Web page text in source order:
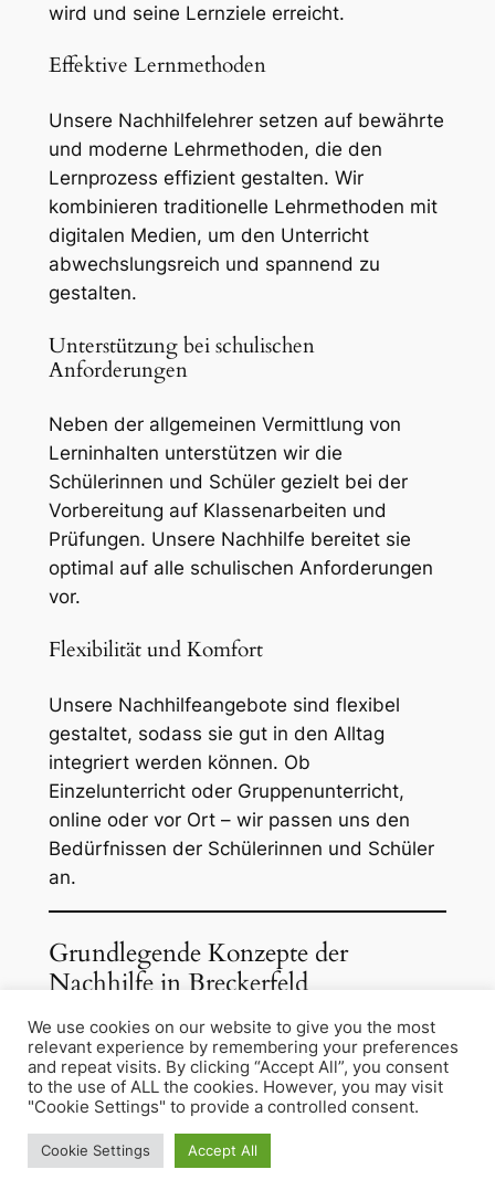
wird und seine Lernziele erreicht.
Effektive Lernmethoden
Unsere Nachhilfelehrer setzen auf bewährte
und moderne Lehrmethoden, die den
Lernprozess effizient gestalten. Wir
kombinieren traditionelle Lehrmethoden mit
digitalen Medien, um den Unterricht
abwechslungsreich und spannend zu
gestalten.
Unterstützung bei schulischen
Anforderungen
Neben der allgemeinen Vermittlung von
Lerninhalten unterstützen wir die
Schülerinnen und Schüler gezielt bei der
Vorbereitung auf Klassenarbeiten und
Prüfungen. Unsere Nachhilfe bereitet sie
optimal auf alle schulischen Anforderungen
vor.
Flexibilität und Komfort
Unsere Nachhilfeangebote sind flexibel
gestaltet, sodass sie gut in den Alltag
integriert werden können. Ob
Einzelunterricht oder Gruppenunterricht,
online oder vor Ort – wir passen uns den
Bedürfnissen der Schülerinnen und Schüler
an.
Grundlegende Konzepte der
Nachhilfe in Breckerfeld
Unsere Nachhilfe deckt alle wichtigen
Fächer und Themenbereiche ab, die für den
schulischen Erfolg relevant sind. Im
Folgenden stellen wir einige grundlegende
Konzepte und Fächer vor.
We use cookies on our website to give you the most
relevant experience by remembering your preferences
and repeat visits. By clicking “Accept All”, you consent
to the use of ALL the cookies. However, you may visit
"Cookie Settings" to provide a controlled consent.
Cookie Settings Accept All